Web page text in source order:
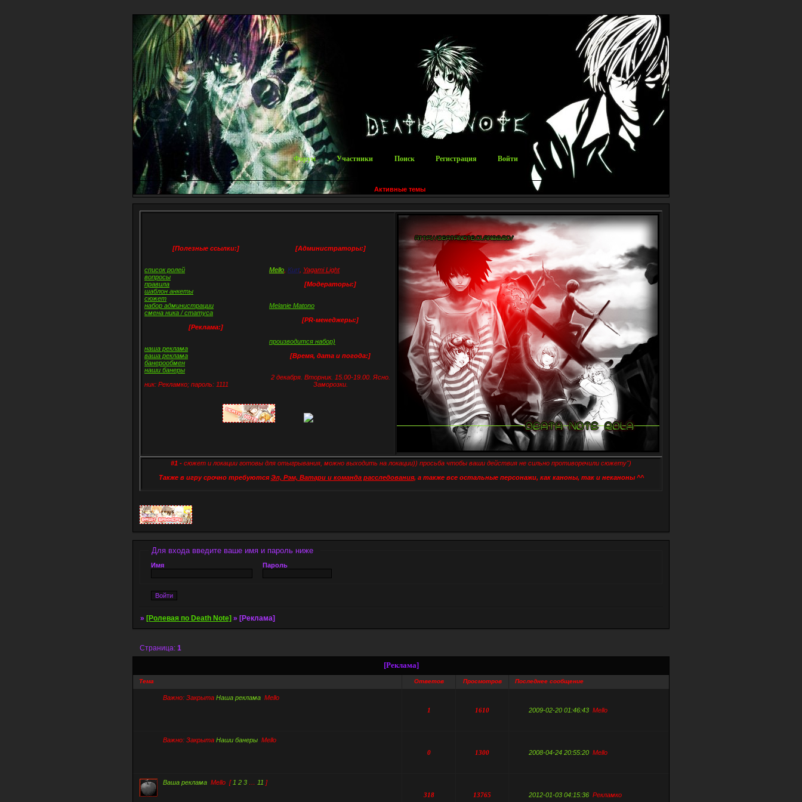
Форум Участники Поиск Регистрация Войти
Активные темы
[Полезные ссылки:]
список ролей
вопросы
правила
шаблон анкеты
сюжет
набор администрации
смена ника / статуса
[Реклама:]
наша реклама
ваша реклама
банерообмен
наши банеры
ник: Рекламко; пароль: 1111
[Администраторы:]
Mello Kurt Yagami Light
[Модераторы:]
Melanie Matono
[PR-менеджеры:]
производится набор)
[Время, дата и погода:]
2 декабря. Вторник. 15.00-19.00. Ясно.
Заморозки.
#1 - сюжет и локации готовы для отыгрывания, можно выходить на локации)) просьба чтобы ваши действия не сильно противоречили сюжету")
Также в игру срочно требуютсяЭл, Рэм, Ватари и команда расследования, а также все остальные персонажи, как каноны, так и неканоны ^^
Для входа введите ваше имя и пароль ниже
Имя Пароль
» [Ролевая по Death Note] » [Реклама]
[Реклама]
Страница:1
Тема Ответов Просмотров Последнее сообщение
Важно: Закрыта Наша реклама Mello
1
1610 2009-02-20 01:46:43 Mello
Важно: Закрыта Наши банеры Mello
0
1300 2008-04-24 20:55:20 Mello
Ваша реклама Mello [ 1 2 3 … 11 ]
318
13765 2012-01-03 04:15:36 Рекламко